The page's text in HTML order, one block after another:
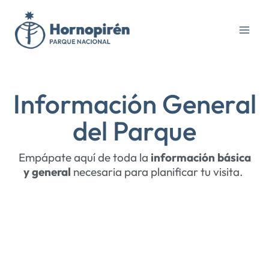
contenido
Información General
del Parque
Empápate aquí de toda la información básica
y general necesaria para planificar tu visita.